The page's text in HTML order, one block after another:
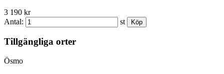
3 190 kr
Antal:
st
Tillgängliga orter
Ösmo